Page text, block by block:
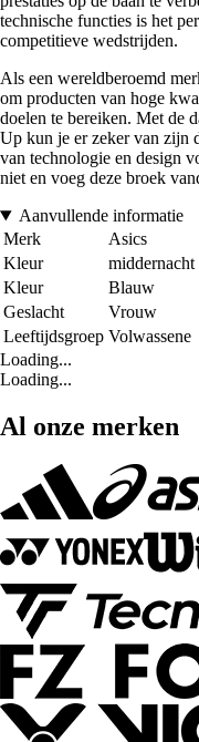
technische functies is het
competitieve wedstrijden.
Als een wereldberoemd
om producten van hoge
doelen te bereiken. Met de
Up kun je er zeker van zijn
van technologie en design
niet en voeg deze broek
Aanvullende informatie
Merk
Asics
Kleur
middernacht
Kleur
Blauw
Geslacht
Vrouw
Leeftijdsgroep Volwassene
Loading...
Loading...
Al onze merken